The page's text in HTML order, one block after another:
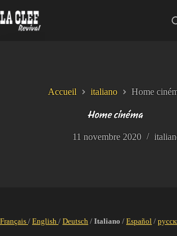
au
contenu
Accueil italiano Home
Home cinéma
11 novembre 2020
Français / English / Deutsch / Italiano / Español /